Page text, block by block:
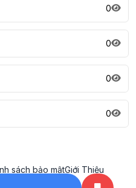
0
0
0
0
sách bảo mậtGiới Thiệu
©2023